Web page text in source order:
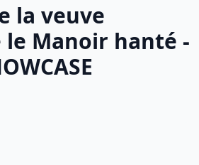
la veuve
le Manoir hanté -